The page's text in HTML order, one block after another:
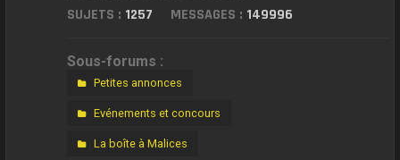
SUJETS : 1257 MESSAGES : 149996
Sous-forums :
Petites annonces
Evénements et concours
La boîte à Malices